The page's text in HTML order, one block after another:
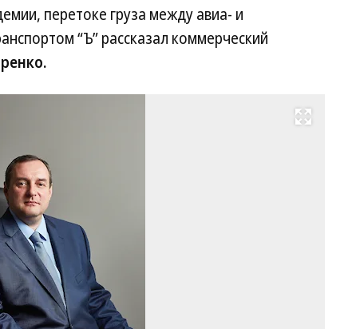
перетоке груза между авиа- и
“Ъ” рассказал коммерческий
Развернуть на весь экран